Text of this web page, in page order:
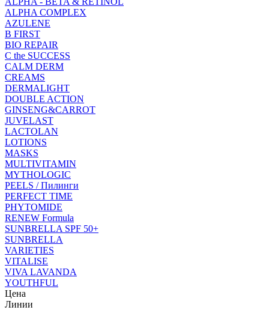
ALPHA COMPLEX
AZULENE
B FIRST
BIO REPAIR
C the SUCCESS
CALM DERM
CREAMS
DERMALIGHT
DOUBLE ACTION
GINSENG&CARROT
JUVELAST
LACTOLAN
LOTIONS
MASKS
MULTIVITAMIN
MYTHOLOGIC
PEELS / Пилинги
PERFECT TIME
PHYTOMIDE
RENEW Formula
SUNBRELLA SPF 50+
SUNBRELLA
VARIETIES
VITALISE
VIVA LAVANDA
YOUTHFUL
Цена
Линии